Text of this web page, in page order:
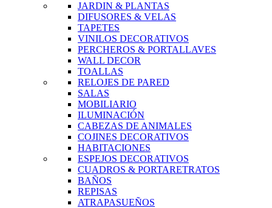
JARDIN & PLANTAS
DIFUSORES & VELAS
TAPETES
VINILOS DECORATIVOS
PERCHEROS & PORTALLAVES
WALL DECOR
TOALLAS
RELOJES DE PARED
SALAS
MOBILIARIO
ILUMINACIÓN
CABEZAS DE ANIMALES
COJINES DECORATIVOS
HABITACIONES
ESPEJOS DECORATIVOS
CUADROS & PORTARETRATOS
BAÑOS
REPISAS
ATRAPASUEÑOS